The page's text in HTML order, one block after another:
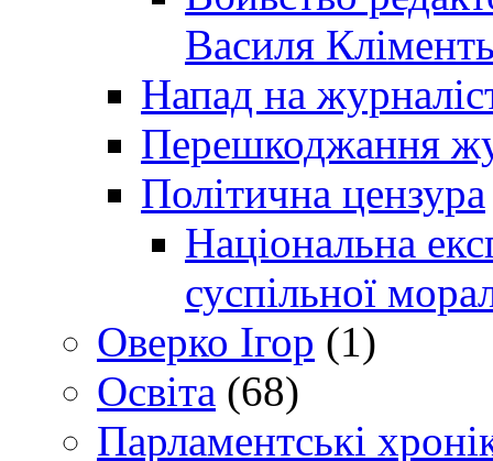
Василя
Напад на
Перешкоджання
Політична цензура
Національна
суспільної
Оверко Ігор (1)
Освіта (68)
Парламентські